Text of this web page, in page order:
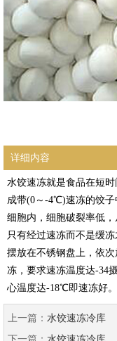
详细内容
水饺速冻就是食品在短
成带(0～-4℃)速冻的饺
细胞内，细胞破裂率低
只有经过速冻而不是缓
摆放在不锈钢盘上，依
冻，要求速冻温度达-34
心温度达-18℃即速冻好。
上一篇： 水饺速冻冷库